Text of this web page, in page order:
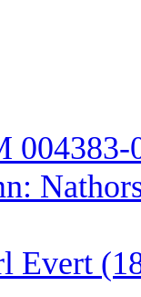
004383-
Evert